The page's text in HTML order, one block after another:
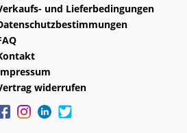
und Lieferbedingungen
widerrufen